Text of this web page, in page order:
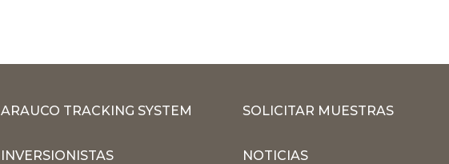
ARAUCO TRACKING SYSTEM SOLICITAR MUESTRAS
INVERSIONISTAS NOTICIAS